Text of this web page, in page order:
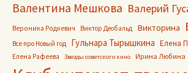
Валентина Мешкова Валерий
Вероника Родкевич Виктор Деобальд Викторина
Все про Новый год Гульнара Тырышкина Елена
Елена Рафеева Звезды советского кино Ирина Любина